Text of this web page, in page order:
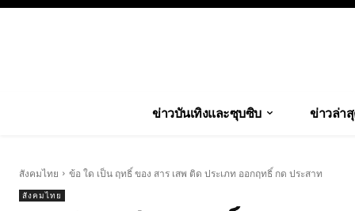
ข่าวบันเทิงและซุบซิบ ข่าวล่า
สังคมไทย ข้อ ใด เป็น ฤทธิ์ ของ สาร เสพ ติด ประเภท ออกฤทธิ์ กด ประสาท
สังคมไทย